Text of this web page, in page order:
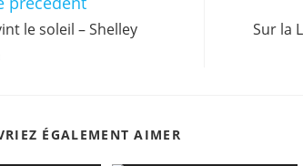
le soleil – Shelley
Sur la
ÉGALEMENT AIMER